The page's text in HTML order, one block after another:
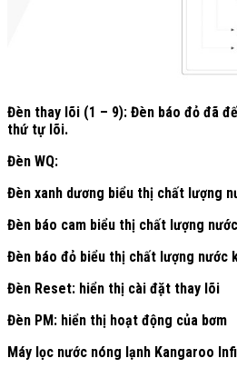
Đèn thay lõi (1 – 9): Đèn báo đỏ đã
thứ tự lõi.
Đèn WQ:
Đèn xanh dương biểu thị chất lượng
Đèn báo cam biểu thị chất lượng
Đèn báo đỏ biểu thị chất lượng nước
Đèn Reset: hiển thị cài đặt thay lõi
Đèn PM: hiển thị hoạt động của bơm
Máy lọc nước nóng lạnh Kangaroo